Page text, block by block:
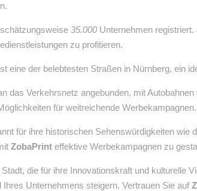
35.000 Unternehmen
zu profitieren.
eine der belebtesten Straßen in Nürnberg, ein
das Verkehrsnetz angebunden, mit
für weitreichende Werbekampagnen.
für ihre historischen Sehenswürdigkeiten
ZobaPrint effektive Werbekampagnen zu
die für ihre Innovationskraft und kulturelle
Ihres Unternehmens steigern. Vertrauen Sie auf